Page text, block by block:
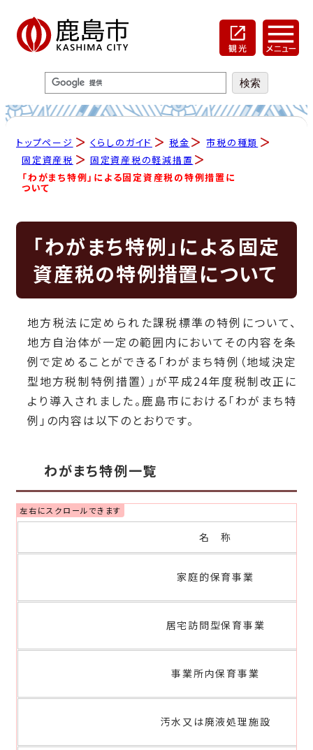
トップページ くらしのガイド 税金
市税の種類
固定資産税
固定資産税の軽減措置
「わがまち特例」による固定資産税の特例措置に
ついて
「わがまち特例」による固定
資産税の特例措置について
地方税法に定められた課税標準の特例について、
地方自治体が一定の範囲内においてその内容を条
例で定めることができる「わがまち特例（地域決定
型地方税制特例措置）」が平成24年度税制改正に
より導入されました。鹿島市における「わがまち特
例」の内容は以下のとおりです。
わがまち特例一覧
名 称
家庭的保育事業
居宅訪問型保育事業
事業所内保育事業
汚水又は廃液処理施設